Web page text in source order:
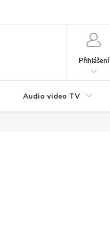
Přihlášení
Audio video TV